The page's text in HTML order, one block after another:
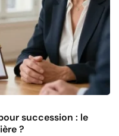
succession : le
?